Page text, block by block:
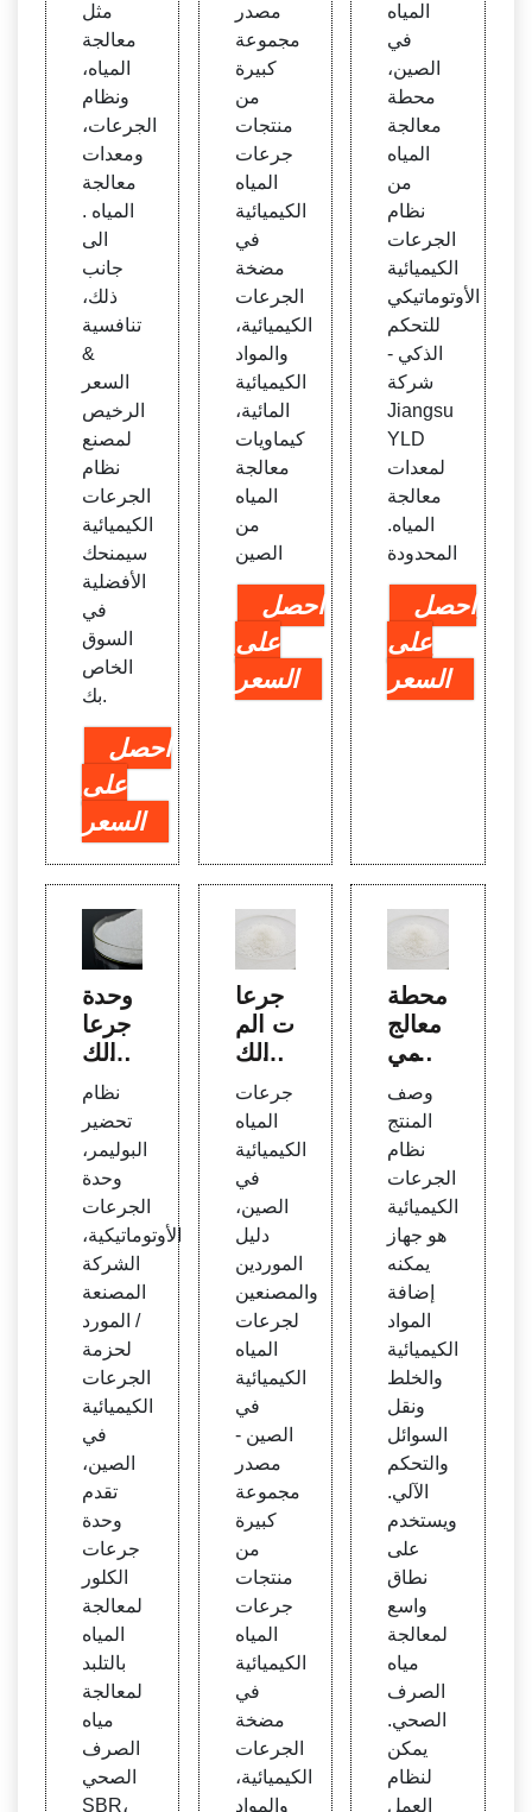
مثل
معالجة
المياه،
ونظام
الجرعات،
ومعدات
معالجة
المياه .
الى
جانب
ذلك،
تنافسية
&
السعر
الرخيص
لمصنع
نظام
الجرعات
الكيميائية
سيمنحك
الأفضلية
في
السوق
الخاص
بك.
احصل
على
السعر
مصدر
مجموعة
كبيرة
من
منتجات
جرعات
المياه
الكيميائية
في
مضخة
الجرعات
الكيميائية،
والمواد
الكيميائية
المائية،
كيماويات
معالجة
المياه
من
الصين
احصل
على
السعر
المياه
في
الصين،
محطة
معالجة
المياه
من
نظام
الجرعات
الكيميائية
الأوتوماتيكي
للتحكم
الذكي -
شركة
Jiangsu
YLD
لمعدات
معالجة
المياه.
المحدودة
احصل
على
السعر
وحدة
جرعا
ت الك
لور لم
عالجة
المياه
بالتلبد
في ال
صين
نظام
تحضير
البوليمر،
وحدة
الجرعات
الأوتوماتيكية،
الشركة
المصنعة
/ المورد
لحزمة
الجرعات
الكيميائية
في
الصين،
تقدم
وحدة
جرعات
الكلور
لمعالجة
المياه
بالتلبد
لمعالجة
مياه
الصرف
الصحي
SBR،
جرعا
ت الم
ياه الك
يميائ
ية في
الصي
ن، جر
عات ا
لمياه
الكيمي
ائية ف
ي الص
ين
جرعات
المياه
الكيميائية
في
الصين،
دليل
الموردين
والمصنعين
لجرعات
المياه
الكيميائية
في
الصين -
مصدر
مجموعة
كبيرة
من
منتجات
جرعات
المياه
الكيميائية
في
مضخة
الجرعات
الكيميائية،
والمواد
محطة
معالج
ة المي
ينية ا
لأوتوم
اتيكية
PAC،
PAM
Che
mica
وصف
المنتج
نظام
الجرعات
الكيميائية
هو جهاز
يمكنه
إضافة
المواد
الكيميائية
والخلط
ونقل
السوائل
والتحكم
الآلي.
ويستخدم
على
نطاق
واسع
لمعالجة
مياه
الصرف
الصحي.
يمكن
لنظام
العمل